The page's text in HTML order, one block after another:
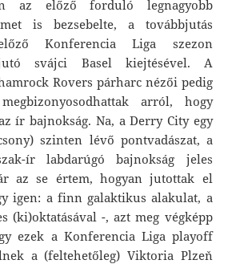
az előző forduló legnagyobb
is bezsebelte, a továbbjutás
Konferencia Liga szezon
svájci Basel kiejtésével. A
Rovers párharc nézői pedig
arról, hogy
ír bajnokság. Na, a Derry City egy
szinten lévő pontvadászat, a
ír labdarúgó bajnokság jeles
az se értem, hogyan jutottak el
igen: a finn galaktikus alakulat, a
(ki)oktatásával -, azt meg végképp
ezek a Konferencia Liga playoff
a (feltehetőleg) Viktoria Plzeň